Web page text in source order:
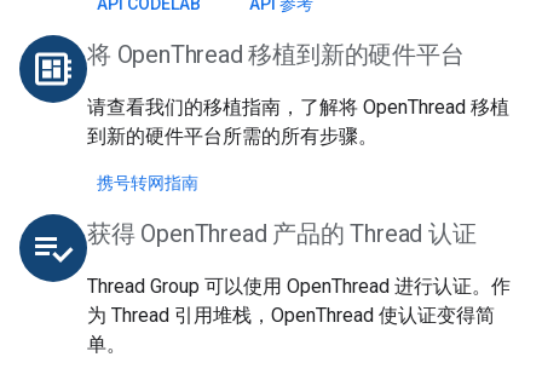
developer_board 将 OpenThread 移植到新的硬件平台
请查看我们的移植指南，了解将 OpenThread 移植
到新的硬件平台所需的所有步骤。
携号转网指南
playlist_add_check 获得 OpenThread 产品的 Thread 认证
Thread Group 可以使用 OpenThread 进行认证。作
为 Thread 引用堆栈，OpenThread 使认证变得简
单。